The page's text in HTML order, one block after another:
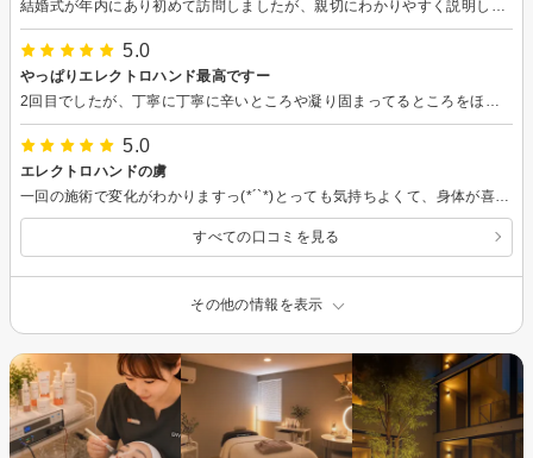
5.0
やっぱりエレクトロハンド最高ですー
5.0
エレクトロハンドの虜
一回の施術で変化がわかりますっ(*´`*)とっても気持ちよくて、身体が喜んでます！エレクトロハンド初心者も怖がらずに是非試して欲しいです！
すべての口コミを見る
その他の情報を表示